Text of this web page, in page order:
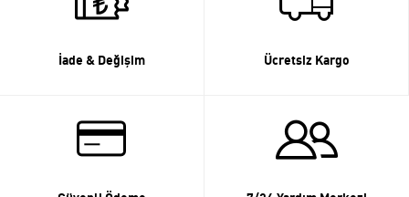
İade & Değişim Ücretsiz Kargo